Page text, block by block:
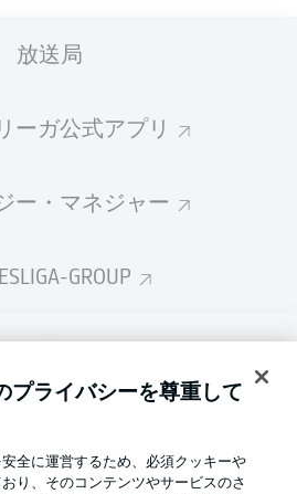
放送局
ーガ公式アプリ
ー・マネジャー
GROUP
グイン
プライバシーを尊重して
全に運営するため、必須クッキーや
り、そのコンテンツやサービスのさ